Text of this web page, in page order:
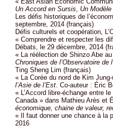
Un Accord en Sursis, Un
Les défis historiques de
septembre, 2014 (français)
Défis culturels et coopération,
« Comprendre et respecter les
Débats, le 29 décembre, 2014
« La réélection de Shinzo Abe
Chroniques de l’Observatoire de
Ting Sheng Lim (français)
« La Corée du nord de Kim
l’Asie de l’Est. Co-auteur : Éric
« L’Accord libre-échange entre
Canada » dans Mathieu Arès et
économique, chaine de valeur,
« Il faut donner une chance à la
2016